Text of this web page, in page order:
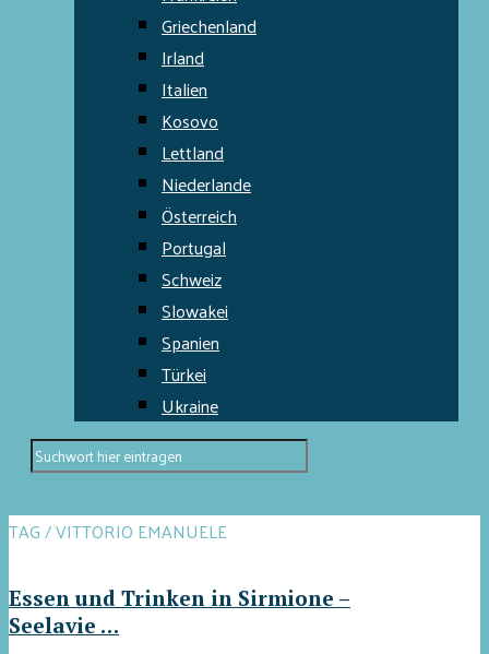
Griechenland
Irland
Italien
Kosovo
Lettland
Niederlande
Österreich
Portugal
Schweiz
Slowakei
Spanien
Türkei
Ukraine
TAG / VITTORIO EMANUELE
Essen und Trinken in Sirmione –
Seelavie …